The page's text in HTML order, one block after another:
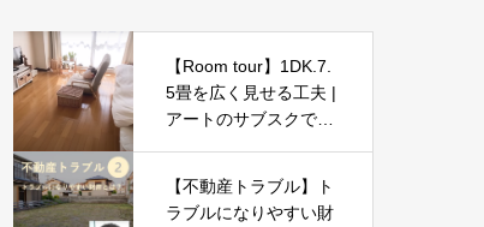
【Room tour】1DK.7.
5畳を広く見せる工夫 |
アートのサブスクで気
【不動産トラブル】ト
ラブルになりやすい財